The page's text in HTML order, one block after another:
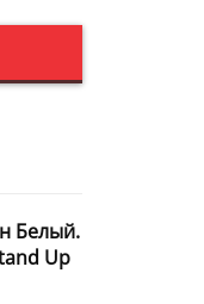
Белый.
Up